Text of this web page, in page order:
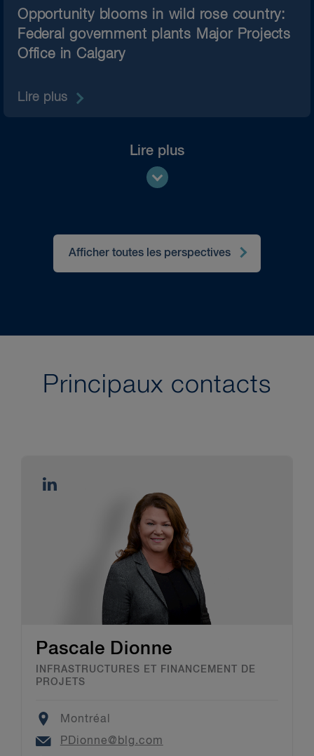
Opportunity blooms in wild rose country:
Federal government plants Major Projects
Office in Calgary
Lire plus
Lire plus
Afficher toutes les perspectives
Principaux contacts
Pascale Dionne
INFRASTRUCTURES ET FINANCEMENT DE
PROJETS
Location
Montréal
Email
PDionne@blg.com